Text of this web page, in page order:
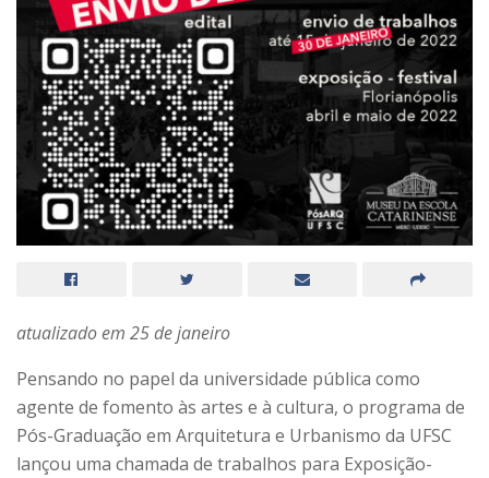
atualizado em 25 de janeiro
Pensando no papel da universidade pública como
agente de fomento às artes e à cultura, o programa de
Pós-Graduação em Arquitetura e Urbanismo da UFSC
lançou uma chamada de trabalhos para Exposição-